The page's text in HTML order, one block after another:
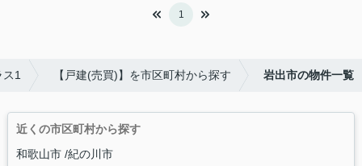
1
1 【戸建(売買)】を市区町村から探す 岩出市の物件一覧
近くの市区町村から探す
和歌山市 紀の川市